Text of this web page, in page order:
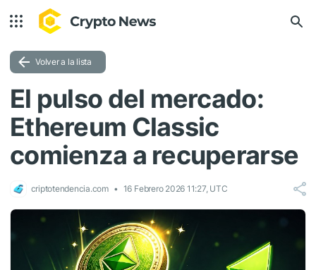
Volver a la lista
El pulso del mercado:
Ethereum Classic
comienza a recuperarse
criptotendencia.com 16 Febrero 2026 11:27, UTC